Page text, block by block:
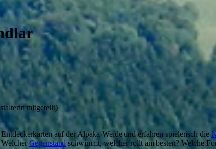
mitgeteilt)
auf der Alpaka-Weide und erfahren spielerisch die
Gegenstand schwimmt, welcher rollt am besten? Welche